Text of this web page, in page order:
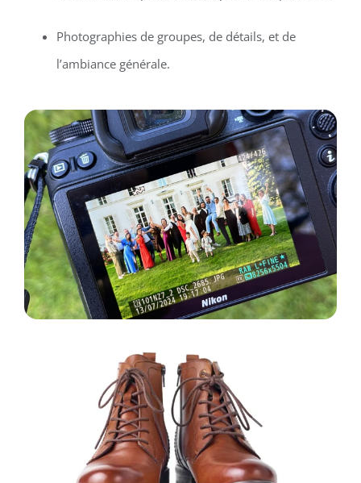
Photographies de groupes, de détails, et de
l’ambiance générale.